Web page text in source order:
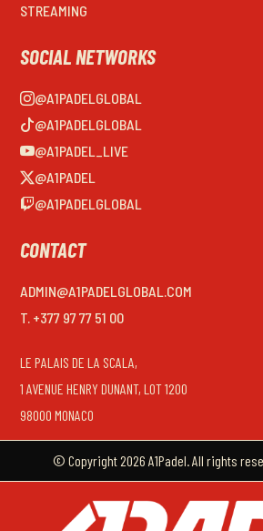
STREAMING
SOCIAL NETWORKS
@A1PADELGLOBAL
@A1PADELGLOBAL
@A1PADEL_LIVE
@A1PADEL
@A1PADELGLOBAL
CONTACT
ADMIN@A1PADELGLOBAL.COM
T. +377 97 77 51 00
LE PALAIS DE LA SCALA,
1 AVENUE HENRY DUNANT, LOT 1200
98000 MONACO
© Copyright 2026 A1Padel. All rights